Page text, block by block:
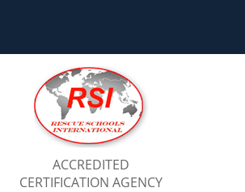
ACCREDITED
CERTIFICATION AGENCY